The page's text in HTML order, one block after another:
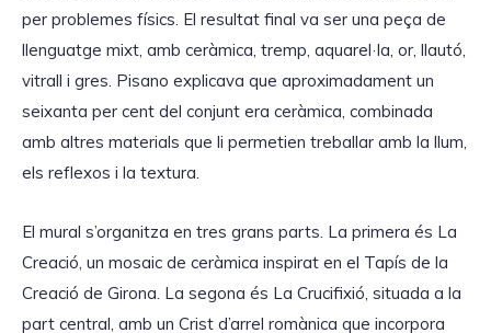
per problemes físics. El resultat final va ser una peça de
llenguatge mixt, amb ceràmica, tremp, aquarel·la, or, llautó,
vitrall i gres. Pisano explicava que aproximadament un
seixanta per cent del conjunt era ceràmica, combinada
amb altres materials que li permetien treballar amb la llum,
els reflexos i la textura.
El mural s’organitza en tres grans parts. La primera és La
Creació, un mosaic de ceràmica inspirat en el Tapís de la
Creació de Girona. La segona és La Crucifixió, situada a la
part central, amb un Crist d’arrel romànica que incorpora